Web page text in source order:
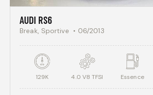
AUDI RS6
Break, Sportive 06/2013
129K 4.0 V8 TFSI Essence